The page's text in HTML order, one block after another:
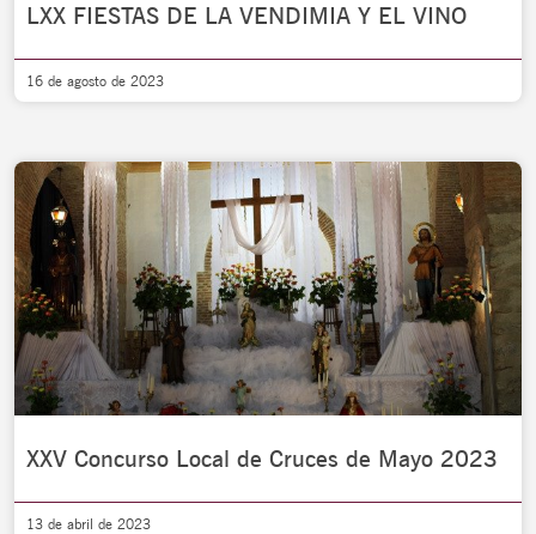
LXX FIESTAS DE LA VENDIMIA Y EL VINO
16 de agosto de 2023
XXV Concurso Local de Cruces de Mayo 2023
13 de abril de 2023